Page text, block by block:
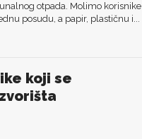
otpada. Molimo korisnike
posudu, a papir, plastičnu i...
koji se